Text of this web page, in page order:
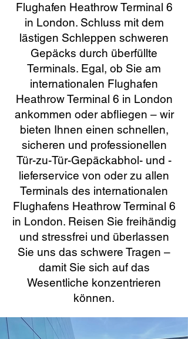
Flughafen Heathrow Terminal 6
in London. Schluss mit dem
lästigen Schleppen schweren
Gepäcks durch überfüllte
Terminals. Egal, ob Sie am
internationalen Flughafen
Heathrow Terminal 6 in London
ankommen oder abfliegen – wir
bieten Ihnen einen schnellen,
sicheren und professionellen
Tür-zu-Tür-Gepäckabhol- und -
lieferservice von oder zu allen
Terminals des internationalen
Flughafens Heathrow Terminal 6
in London. Reisen Sie freihändig
und stressfrei und überlassen
Sie uns das schwere Tragen –
damit Sie sich auf das
Wesentliche konzentrieren
können.